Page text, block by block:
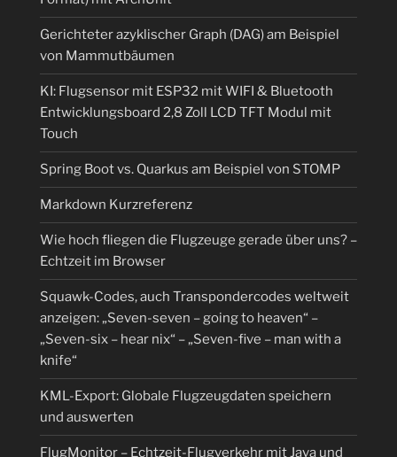
Gerichteter azyklischer Graph (DAG) am Beispiel
von Mammutbäumen
KI: Flugsensor mit ESP32 mit WIFI & Bluetooth
Entwicklungsboard 2,8 Zoll LCD TFT Modul mit
Touch
Spring Boot vs. Quarkus am Beispiel von STOMP
Markdown Kurzreferenz
Wie hoch fliegen die Flugzeuge gerade über uns? –
Echtzeit im Browser
Squawk-Codes, auch Transpondercodes weltweit
anzeigen: „Seven-seven – going to heaven“ –
„Seven-six – hear nix“ – „Seven-five – man with a
knife“
KML-Export: Globale Flugzeugdaten speichern
und auswerten
FlugMonitor – Echtzeit-Flugverkehr mit Java und